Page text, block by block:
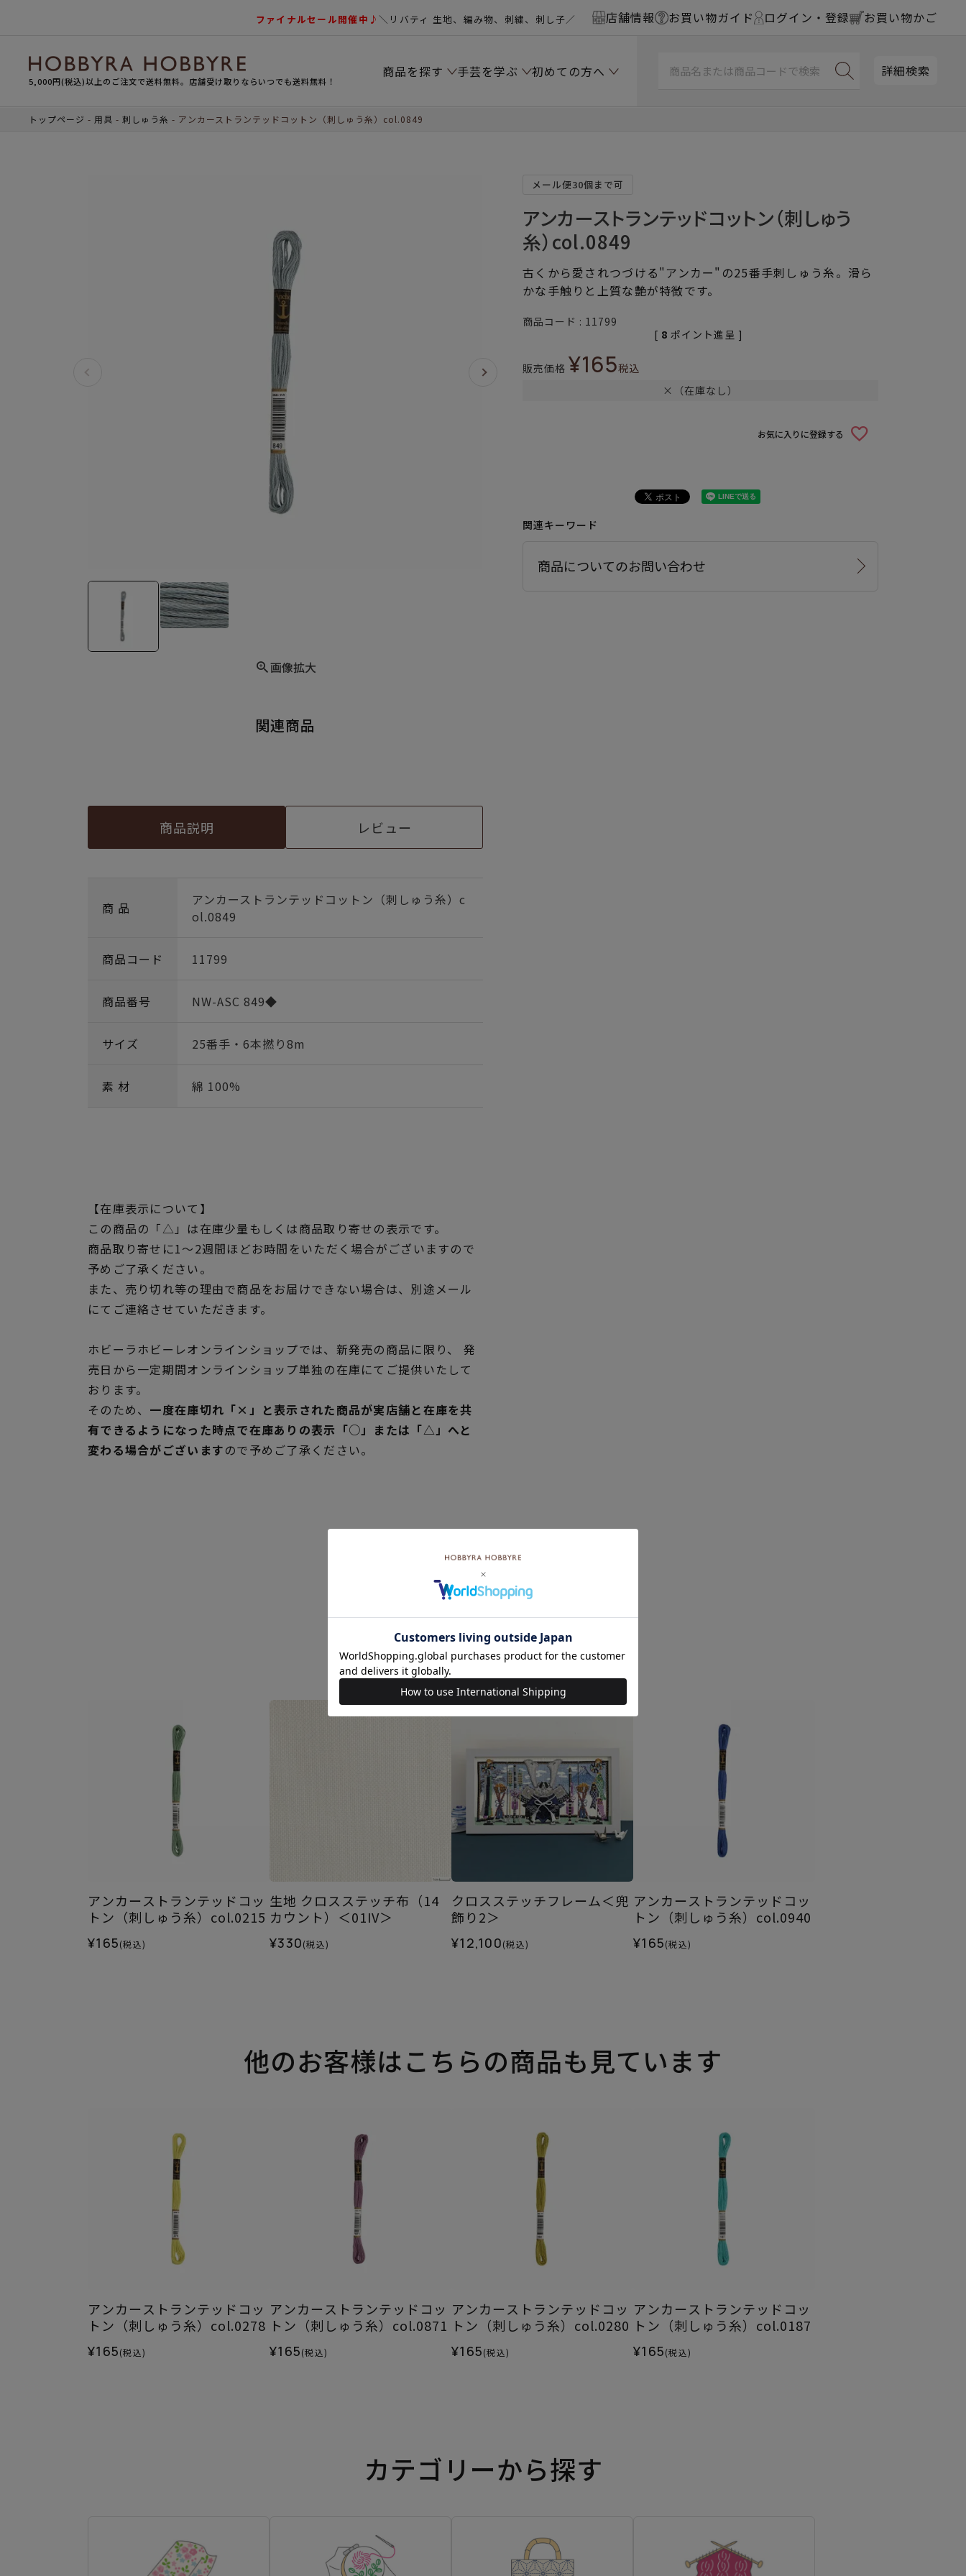
ファイナルセール開催中♪＼リバティ 生地、編み物、刺繍、刺し子／ 店舗情報 お買い物ガイド ログイン・登録 お買い物かご
5,000円(税込)以上のご注文で送料無料。店舗受け取りならいつでも送料無料！
商品を探す 手芸を学ぶ 初めての方へ 詳細検索
トップページ 用具 刺しゅう糸 アンカーストランテッドコットン（刺しゅう糸）col.0849
画像拡大
関連商品
商品説明 レビュー
商 品
アンカーストランテッドコットン（刺しゅう糸）c
ol.0849
商品コード 11799
商品番号 NW-ASC 849◆
サイズ 25番手・6本撚り8m
素 材 綿 100%
【在庫表示について】
この商品の「△」は在庫少量もしくは商品取り寄せの表示です。
商品取り寄せに1～2週間ほどお時間をいただく場合がございますので
予めご了承ください。
また、売り切れ等の理由で商品をお届けできない場合は、別途メール
にてご連絡させていただきます。
ホビーラホビーレオンラインショップでは、新発売の商品に限り、 発
売日から一定期間オンラインショップ単独の在庫にてご提供いたして
おります。
そのため、 一度在庫切れ「×」と表示された商品が実店舗と在庫を共
有できるようになった時点で在庫ありの表示「○」または「△」へと
変わる場合がございますので予めご了承ください。
メール便30個まで可
アンカーストランテッドコットン（刺しゅう
糸）col.0849
古くから愛されつづける"アンカー"の25番手刺しゅう糸。滑ら
かな手触りと上質な艶が特徴です。
商品コード 11799
販売価格 ¥165税込
[ 8 ポイント進呈 ]
×（在庫なし）
お気に入りに登録する
関連キーワード
商品についてのお問い合わせ
あなたにおすすめの商品
アンカーストランテッドコッ
トン（刺しゅう糸）col.0215
¥165(税込)
生地 クロスステッチ布（14
カウント）＜01IV＞
¥330(税込)
クロスステッチフレーム＜兜
飾り2＞
¥12,100(税込)
アンカーストランテッドコッ
トン（刺しゅう糸）col.0940
¥165(税込)
他のお客様はこちらの商品も見ています
アンカーストランテッドコッ
トン（刺しゅう糸）col.0278
¥165(税込)
アンカーストランテッドコッ
トン（刺しゅう糸）col.0871
¥165(税込)
アンカーストランテッドコッ
トン（刺しゅう糸）col.0280
¥165(税込)
アンカーストランテッドコッ
トン（刺しゅう糸）col.0187
¥165(税込)
カテゴリーから探す